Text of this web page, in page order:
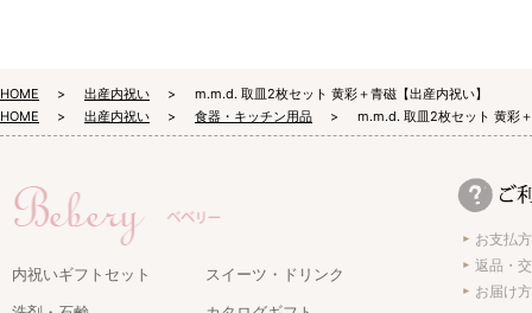
HOME 出産内祝い
m.m.d. 取皿2枚セット 黄彩＋青磁【出産内祝い】
HOME
出産内祝い 食器・キッチン用品 m.m.d. 取皿2枚セット 黄彩
内祝いギフトセット
スイーツ・ドリンク
お支払
返品・
お届け